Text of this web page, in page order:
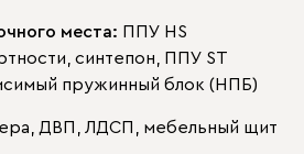
места: ППУ HS
синтепон, ППУ ST
пружинный блок (НПБ)
ДВП, ЛДСП, мебельный щит